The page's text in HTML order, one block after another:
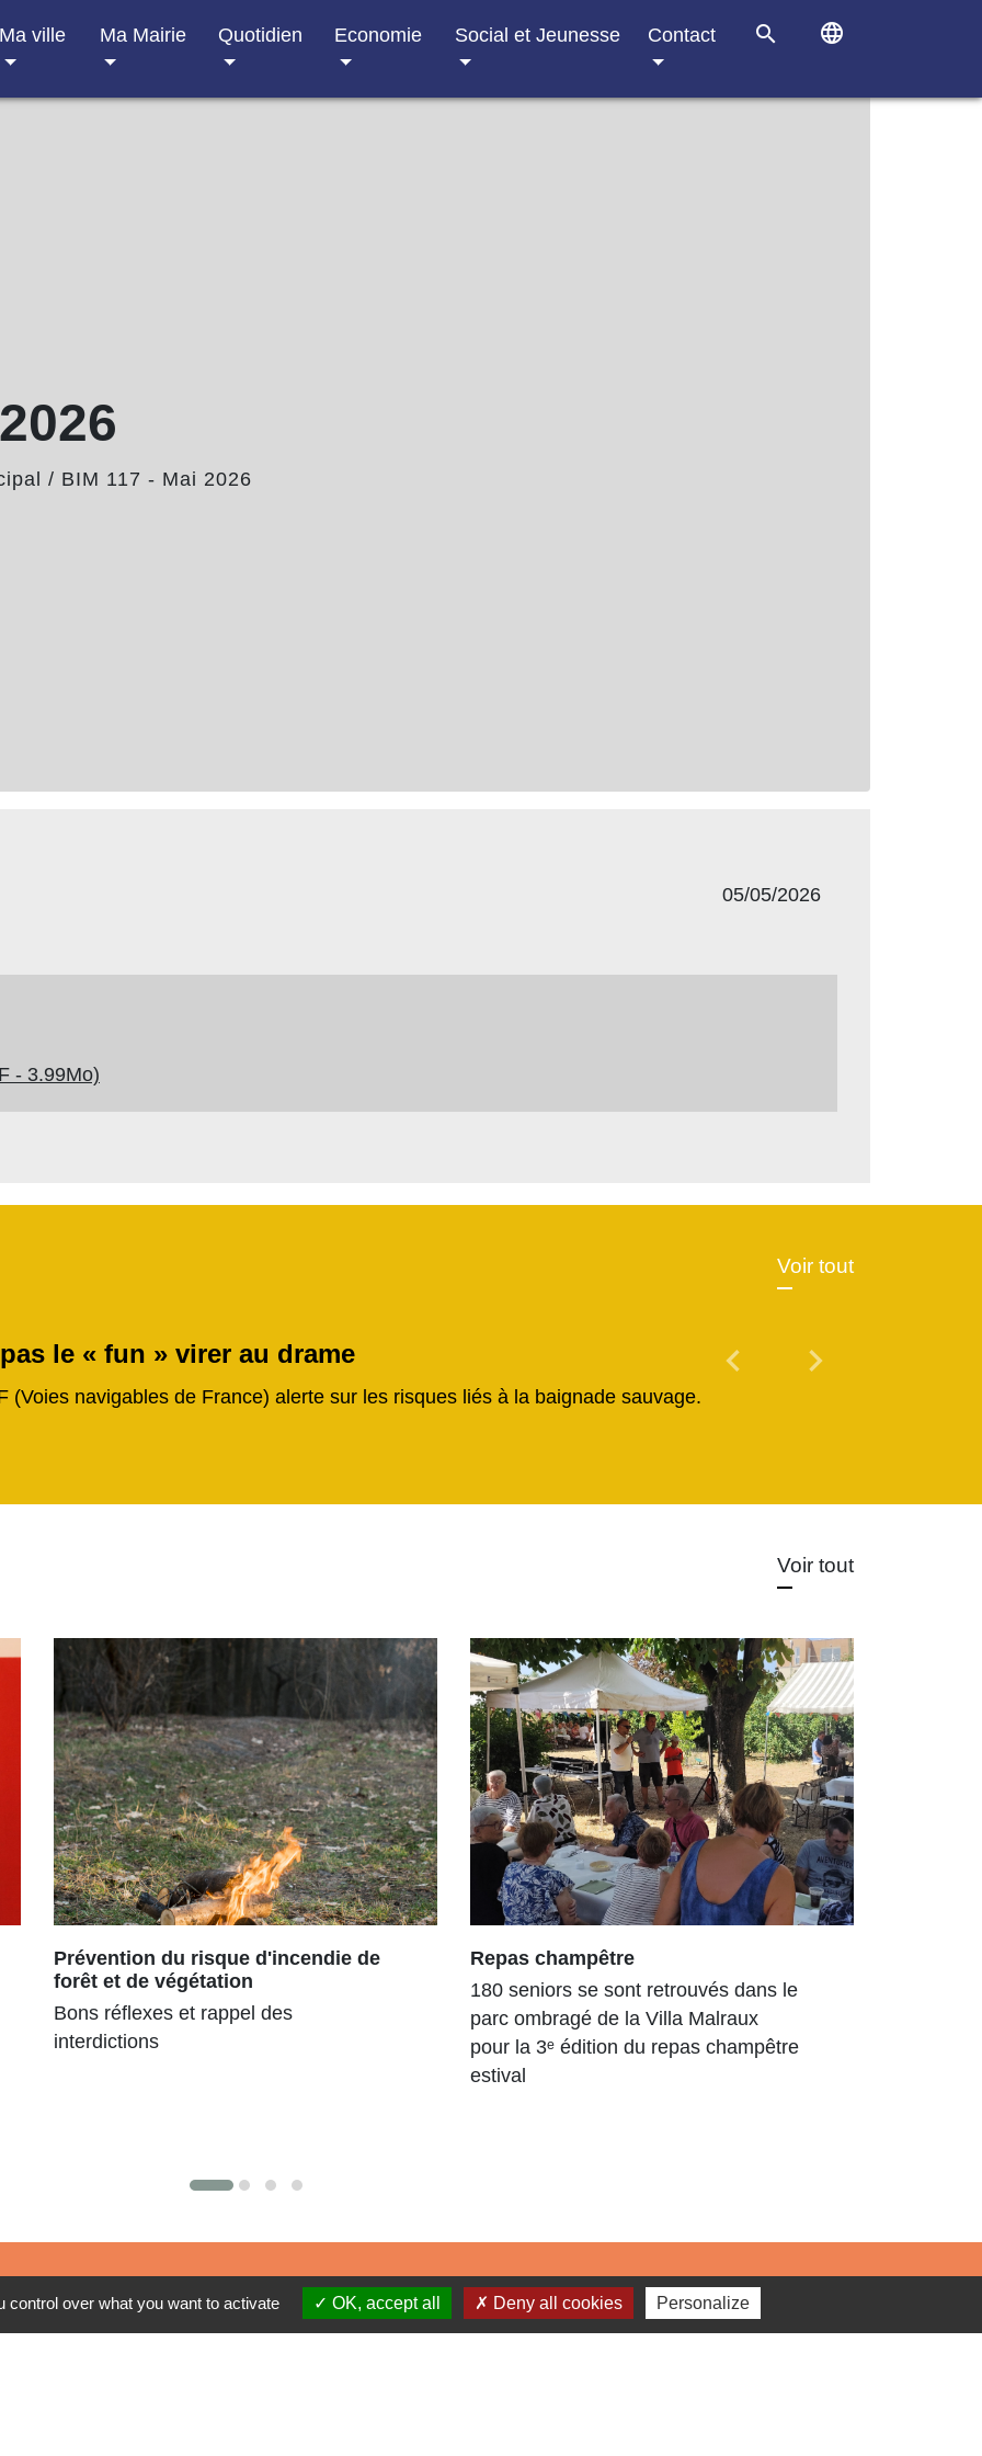
Ma ville Ma Mairie Quotidien Economie Social et Jeunesse Contact search language
/ BIM 117 - Mai 2026
05/05/2026
- 3.99Mo)
Voir tout
le « fun » virer au drame
(Voies navigables de France) alerte sur les risques liés à la baignade sauvage.
chevron_left Previous
chevron_right
Voir tout
Prévention du risque d'incendie de
forêt et de végétation
Bons réflexes et rappel des
interdictions
Repas champêtre
180 seniors se sont retrouvés dans le
parc ombragé de la Villa Malraux
pour la 3ᵉ édition du repas champêtre
estival
Liens Jumelage
over what you want to activate OK, accept all Deny all cookies Personalize